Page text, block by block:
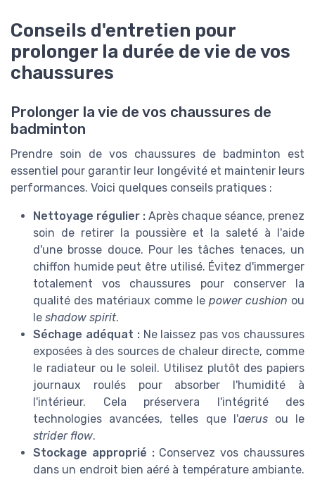
Conseils d'entretien pour
prolonger la durée de vie de vos
chaussures
Prolonger la vie de vos chaussures de
badminton
Prendre soin de vos chaussures de badminton est
essentiel pour garantir leur longévité et maintenir leurs
performances. Voici quelques conseils pratiques :
Nettoyage régulier : Après chaque séance, prenez
soin de retirer la poussière et la saleté à l'aide
d'une brosse douce. Pour les tâches tenaces, un
chiffon humide peut être utilisé. Évitez d'immerger
totalement vos chaussures pour conserver la
qualité des matériaux comme le power cushion ou
le shadow spirit.
Séchage adéquat :Ne laissez pas vos chaussures
exposées à des sources de chaleur directe, comme
le radiateur ou le soleil. Utilisez plutôt des papiers
journaux roulés pour absorber l'humidité à
l'intérieur. Cela préservera l'intégrité des
technologies avancées, telles que l'aerusou le
strider flow.
Stockage approprié :Conservez vos chaussures
dans un endroit bien aéré à température ambiante.